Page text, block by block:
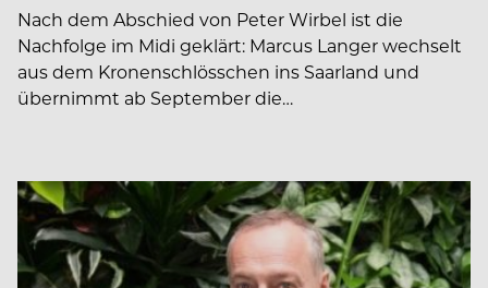
Nach dem Abschied von Peter Wirbel ist die
Nachfolge im Midi geklärt: Marcus Langer wechselt
aus dem Kronenschlösschen ins Saarland und
übernimmt ab September die…